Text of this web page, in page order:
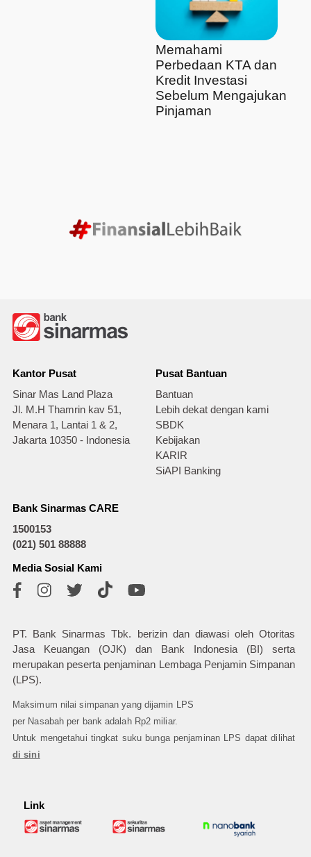
Memahami
Perbedaan KTA dan
Kredit Investasi
Sebelum Mengajukan
Pinjaman
Kantor Pusat
Sinar Mas Land Plaza
Jl. M.H Thamrin kav 51,
Menara 1, Lantai 1 & 2,
Jakarta 10350 - Indonesia
Pusat Bantuan
Bantuan
Lebih dekat dengan kami
SBDK
Kebijakan
KARIR
SiAPI Banking
Bank Sinarmas CARE
1500153
(021) 501 88888
Media Sosial Kami
PT. Bank Sinarmas Tbk. berizin dan diawasi oleh Otoritas
Jasa Keuangan (OJK) dan Bank Indonesia (BI) serta
merupakan peserta penjaminan Lembaga Penjamin Simpanan
(LPS).
Maksimum nilai simpanan yang dijamin LPS
per Nasabah per bank adalah Rp2 miliar.
Untuk mengetahui tingkat suku bunga penjaminan LPS dapat dilihat
di sini
Link